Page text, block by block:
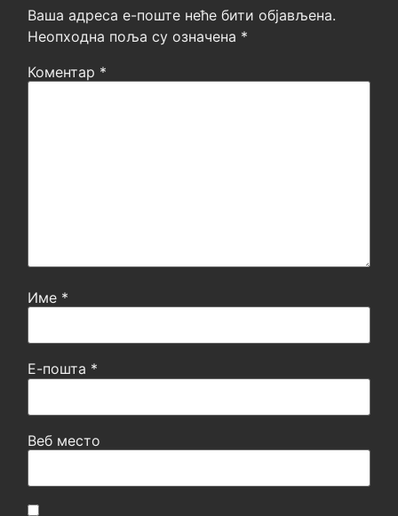
Ваша адреса е-поште неће бити објављена.
Неопходна поља су означена *
Коментар *
Име *
Е-пошта *
Веб место